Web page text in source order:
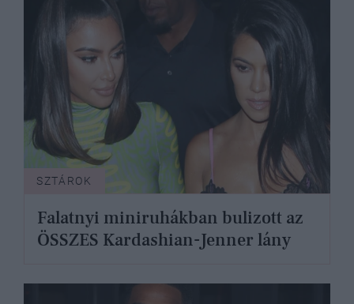
SZTÁROK
Falatnyi miniruhákban bulizott az
ÖSSZES Kardashian-Jenner lány